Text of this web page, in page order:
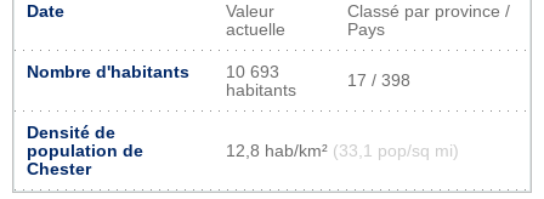
Date
Valeur
actuelle
Classé par province /
Pays
Nombre d'habitants
10 693
habitants
17 / 398
Densité de
population de
Chester
12,8 hab/km² (33,1 pop/sq mi)